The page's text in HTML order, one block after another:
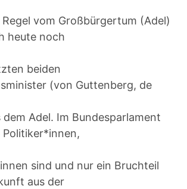
vom Großbürgertum (Adel)
heute noch
beiden
(von Guttenberg, de
dem Adel. Im Bundesparlament
Politiker*innen,
sind und nur ein Bruchteil
aus der